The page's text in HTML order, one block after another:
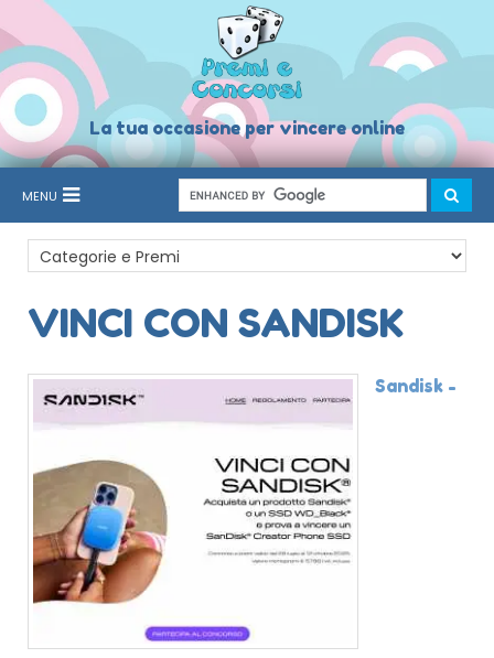
La tua occasione per vincere online
MENU
VINCI CON SANDISK
Sandisk -